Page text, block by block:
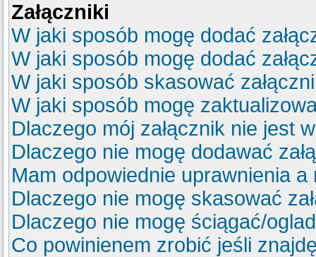
Załączniki
W jaki sposób mogę dodać
W jaki sposób mogę dodać
W jaki sposób skasować
W jaki sposób mogę
Dlaczego mój załącznik nie jest
Dlaczego nie mogę dodawać
Mam odpowiednie uprawnienia
Dlaczego nie mogę skasować
Dlaczego nie mogę ściągać/
Co powinienem zrobić jeśli